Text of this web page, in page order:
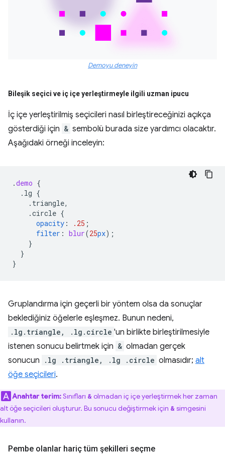
Demoyu deneyin
Bileşik seçici ve iç içe yerleştirmeyle ilgili uzman ipucu
İç içe yerleştirilmiş seçicileri nasıl birleştireceğinizi açıkça
gösterdiği için & sembolü burada size yardımcı olacaktır.
Aşağıdaki örneği inceleyin:
.demo {
.lg {
.triangle,
.circle {
opacity : .25 ;
filter : blur(25px);
}
}
}
Gruplandırma için geçerli bir yöntem olsa da sonuçlar
beklediğiniz öğelerle eşleşmez. Bunun nedeni,
.lg.triangle, .lg.circle 'un birlikte birleştirilmesiyle
istenen sonucu belirtmek için & olmadan gerçek
sonucun
.lg .triangle, .lg .circle olmasıdır; alt
öğe seçicileri.
Anahtar terim:Sınıfları & olmadan iç içe yerleştirmek her zaman
alt öğe seçicileri oluşturur. Bu sonucu değiştirmek için & simgesini
kullanın.
Pembe olanlar hariç tüm şekilleri seçme